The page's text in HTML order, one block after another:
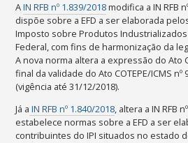
AIN RFB nº 1.839/2018modifica a IN RFB
dispõe sobre a EFD a ser elaborada
Imposto sobre Produtos
Federal, com fins de harmonização da
A nova norma altera a expressão do Ato
final da validade do Ato COTEPE/ICMS
(vigência até 31/12/2018).
Já a IN RFB nº 1.840/2018, altera a IN RFB
estabelece normas sobre a EFD a ser
contribuintes do IPI situados no estado